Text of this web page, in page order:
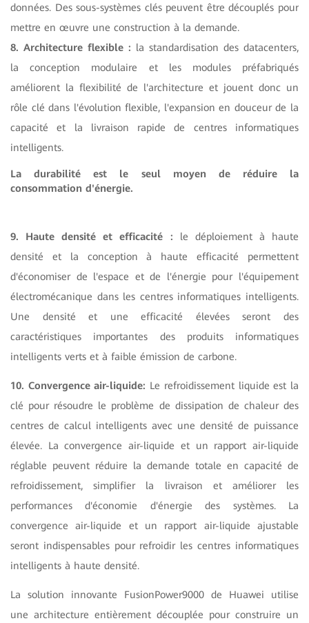
données. Des sous-systèmes clés peuvent être découplés pour
mettre en œuvre une construction à la demande.
8. Architecture flexible : la standardisation des datacenters,
la conception modulaire et les modules préfabriqués
améliorent la flexibilité de l'architecture et jouent donc un
rôle clé dans l'évolution flexible, l'expansion en douceur de la
capacité et la livraison rapide de centres informatiques
intelligents.
La durabilité est le seul moyen de réduire la
consommation d'énergie.
9. Haute densité et efficacité : le déploiement à haute
densité et la conception à haute efficacité permettent
d'économiser de l'espace et de l'énergie pour l'équipement
électromécanique dans les centres informatiques intelligents.
Une densité et une efficacité élevées seront des
caractéristiques importantes des produits informatiques
intelligents verts et à faible émission de carbone.
10. Convergence air-liquide: Le refroidissement liquide est la
clé pour résoudre le problème de dissipation de chaleur des
centres de calcul intelligents avec une densité de puissance
élevée. La convergence air-liquide et un rapport air-liquide
réglable peuvent réduire la demande totale en capacité de
refroidissement, simplifier la livraison et améliorer les
performances d'économie d'énergie des systèmes. La
convergence air-liquide et un rapport air-liquide ajustable
seront indispensables pour refroidir les centres informatiques
intelligents à haute densité.
La solution innovante FusionPower9000 de Huawei utilise
une architecture entièrement découplée pour construire un